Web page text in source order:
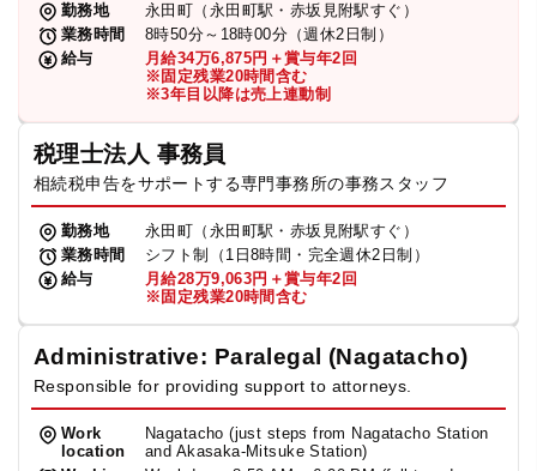
勤務地
永田町（永田町駅・赤坂見附駅すぐ）
業務時間
8時50分～18時00分（週休2日制）
給与
月給34万6,875円＋賞与年2回
※固定残業20時間含む
※3年目以降は売上連動制
税理士法人 事務員
相続税申告をサポートする専門事務所の事務スタッフ
勤務地
永田町（永田町駅・赤坂見附駅すぐ）
業務時間
シフト制（1日8時間・完全週休2日制）
給与
月給28万9,063円＋賞与年2回
※固定残業20時間含む
Administrative: Paralegal (Nagatacho)
Responsible for providing support to attorneys.
Work
location
Nagatacho (just steps from Nagatacho Station
and Akasaka-Mitsuke Station)